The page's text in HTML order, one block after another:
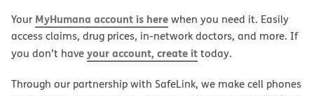
Your MyHumana account is herewhen you need it. Easily
access claims, drug prices, in-network doctors, and more. If
you don’t haveyour account, create ittoday.
Through our partnership with SafeLink, we make cell phones